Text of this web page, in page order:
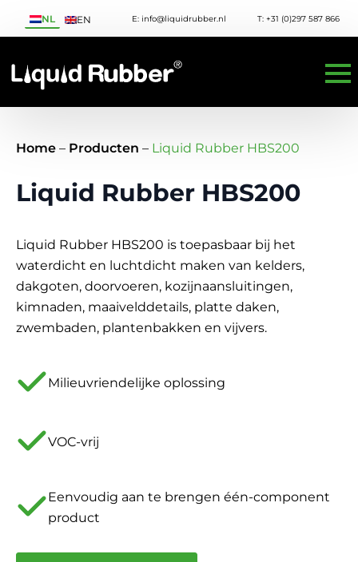
NL EN E: info@liquidrubber.nl T: +31 (0)297 587 866
Home – Producten – Liquid Rubber HBS200
Liquid Rubber HBS200
Liquid Rubber HBS200 is toepasbaar bij het
waterdicht en luchtdicht maken van kelders,
dakgoten, doorvoeren, kozijnaansluitingen,
kimnaden, maaivelddetails, platte daken,
zwembaden, plantenbakken en vijvers.
Milieuvriendelijke oplossing
VOC-vrij
Eenvoudig aan te brengen één-component
product